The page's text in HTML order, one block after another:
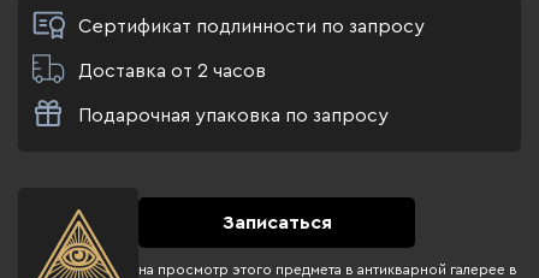
Сертификат подлинности по запросу
Доставка от 2 часов
Подарочная упаковка по запросу
Записаться
на просмотр этого предмета в антикварной галерее в